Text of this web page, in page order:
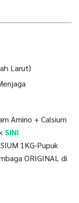
Larut)
Amino + Calsium
SINI
1KG-Pupuk
ORIGINAL di